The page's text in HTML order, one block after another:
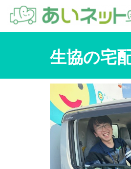
生協の宅